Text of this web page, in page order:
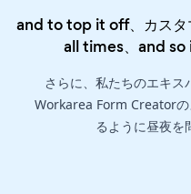
and to top it off、カスタ
all times、and so
さらに、私たちのエキス
Workarea Form Creator
るように昼夜を